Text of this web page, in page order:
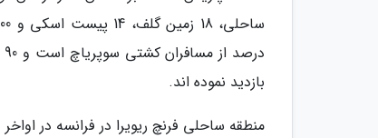
بازدید نموده اند.